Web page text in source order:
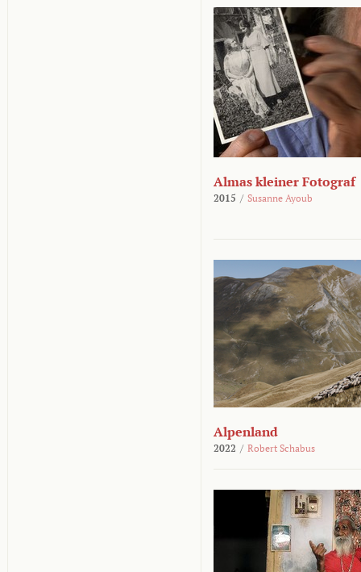
Almas kleiner Fotograf
2015 / Susanne Ayoub
Alpenland
2022 / Robert Schabus